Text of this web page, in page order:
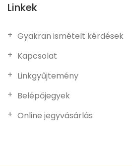
Linkek
Gyakran ismételt kérdések
Kapcsolat
Linkgyűjtemény
Belépőjegyek
Online jegyvásárlás